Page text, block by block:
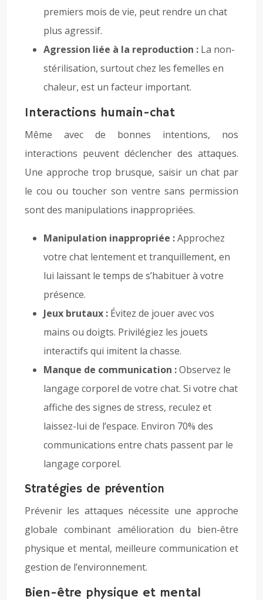
premiers mois de vie, peut rendre un chat
plus agressif.
Agression liée à la reproduction : La non-
stérilisation, surtout chez les femelles en
chaleur, est un facteur important.
Interactions humain-chat
Même avec de bonnes intentions, nos
interactions peuvent déclencher des attaques.
Une approche trop brusque, saisir un chat par
le cou ou toucher son ventre sans permission
sont des manipulations inappropriées.
Manipulation inappropriée :Approchez
votre chat lentement et tranquillement, en
lui laissant le temps de s’habituer à votre
présence.
Jeux brutaux : Évitez de jouer avec vos
mains ou doigts. Privilégiez les jouets
interactifs qui imitent la chasse.
Manque de communication :Observez le
langage corporel de votre chat. Si votre chat
affiche des signes de stress, reculez et
laissez-lui de l’espace. Environ 70% des
communications entre chats passent par le
langage corporel.
Stratégies de prévention
Prévenir les attaques nécessite une approche
globale combinant amélioration du bien-être
physique et mental, meilleure communication et
gestion de l’environnement.
Bien-être physique et mental